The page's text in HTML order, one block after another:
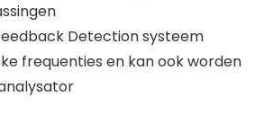
Detection systeem
frequenties en kan ook worden